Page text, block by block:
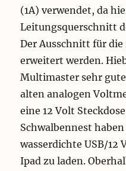
(1A) verwendet, da
Leitungsquerschnitt
Der Ausschnitt für
erweitert werden.
Multimaster sehr
alten analogen
eine 12 Volt
Schwalbennest
wasserdichte USB/12
Ipad zu laden.